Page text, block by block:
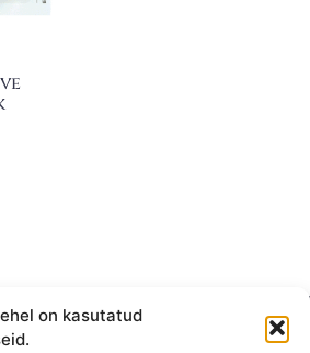
on kasutatud